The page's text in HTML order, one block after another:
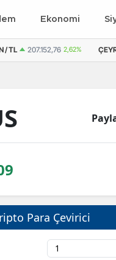
Ekonomi
/ TL 207.152,76 2,62%
Para Çevirici